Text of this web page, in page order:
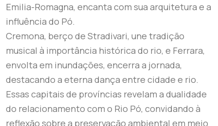
Emilia-Romagna, encanta com sua arquitetura e a
influência do Pó.
Cremona, berço de Stradivari, une tradição
musical à importância histórica do rio, e Ferrara,
envolta em inundações, encerra a jornada,
destacando a eterna dança entre cidade e rio.
Essas capitais de províncias revelam a dualidade
do relacionamento com o Rio Pó, convidando à
reflexão sobre a preservação ambiental em meio